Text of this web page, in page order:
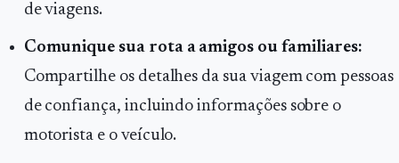
de viagens.
Comunique sua rota a amigos ou familiares:
Compartilhe os detalhes da sua viagem com pessoas
de confiança, incluindo informações sobre o
motorista e o veículo.